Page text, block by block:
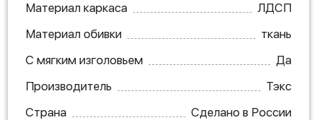
Материал каркаса
ЛДСП
Материал обивки
ткань
С мягким изголовьем
Да
Производитель
Тэкс
Страна
Сделано в России